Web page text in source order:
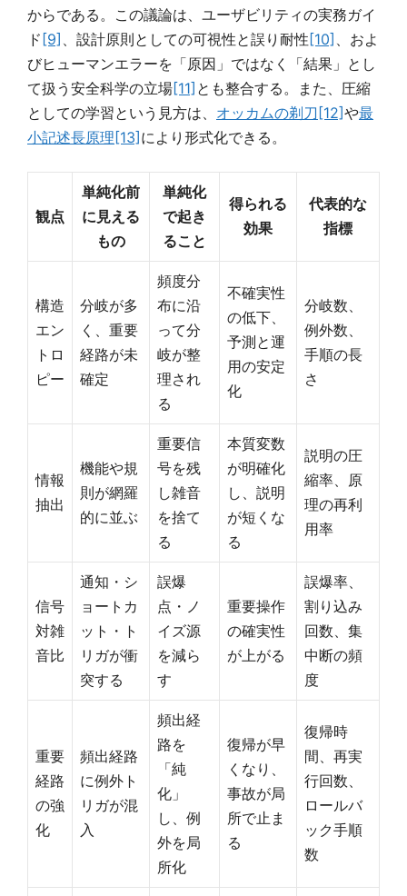
からである。この議論は、ユーザビリティの実務ガイ
ド[9] 、設計原則としての可視性と誤り耐性[10] 、およ
びヒューマンエラーを「原因」ではなく「結果」とし
て扱う安全科学の立場[11] とも整合する。また、圧縮
としての学習という見方は、 オッカムの剃刀[12]や最
小記述長原理[13]により形式化できる。
観点
単純化前
に見える
もの
単純化
で起き
ること
得られる
効果
代表的な
指標
構造
エン
トロ
ピー
分岐が多
く、重要
経路が未
確定
頻度分
布に沿
って分
岐が整
理され
る
不確実性
の低下、
予測と運
用の安定
化
分岐数、
例外数、
手順の長
さ
情報
抽出
機能や規
則が網羅
的に並ぶ
重要信
号を残
し雑音
を捨て
る
本質変数
が明確化
し、説明
が短くな
る
説明の圧
縮率、原
理の再利
用率
信号
対雑
音比
通知・シ
ョートカ
ット・ト
リガが衝
突する
誤爆
点・ノ
イズ源
を減ら
す
重要操作
の確実性
が上がる
誤爆率、
割り込み
回数、集
中断の頻
度
重要
経路
の強
化
頻出経路
に例外ト
リガが混
入
頻出経
路を
「純
化」
し、例
外を局
所化
復帰が早
くなり、
事故が局
所で止ま
る
復帰時
間、再実
行回数、
ロールバ
ック手順
数